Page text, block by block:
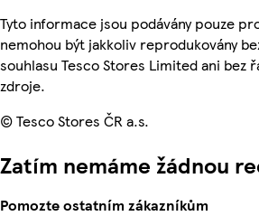
Tyto informace jsou podávány pouze
nemohou být jakkoliv reprodukovány
souhlasu Tesco Stores Limited ani bez
zdroje.
© Tesco Stores ČR a.s.
Zatím nemáme žádnou
Pomozte ostatním zákazníkům